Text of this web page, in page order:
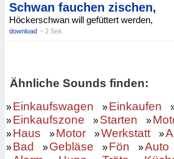
Schwan fauchen zischen,
Höckerschwan will gefüttert werden,
download ~ 2 Sek.
Ähnliche Sounds finden:
»Einkaufswagen »Einkaufen
»Einkaufszone »Starten »
»Haus »Motor »Werkstatt »
»Bad »Gebläse »Fön »Auto